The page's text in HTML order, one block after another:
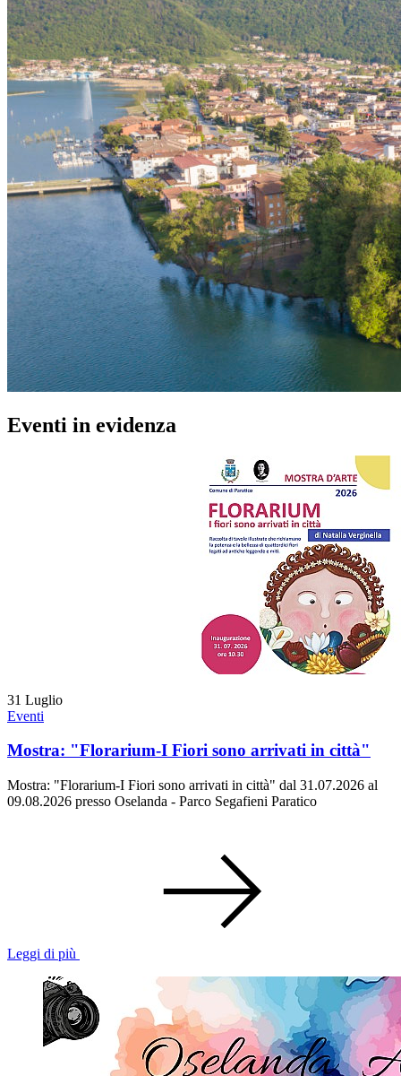
Eventi in evidenza
31 Luglio
Eventi
Mostra: "Florarium-I Fiori sono arrivati in città"
Mostra: "Florarium-I Fiori sono arrivati in città" dal 31.07.2026 al
09.08.2026 presso Oselanda - Parco Segafieni Paratico
Leggi di più